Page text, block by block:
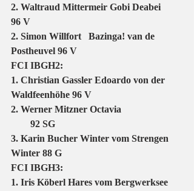
2. Waltraud Mittermeir Gobi Deabei
96 V
2. Simon Willfort   Bazinga! van de
Postheuvel 96 V
FCI IBGH2:
1. Christian Gassler Edoardo von der
Waldfeenhöhe 96 V
2. Werner Mitzner Octavia
        92 SG
3. Karin Bucher Winter vom Strengen
Winter 88 G
FCI IBGH3:
1. Iris Köberl Hares vom Bergwerksee